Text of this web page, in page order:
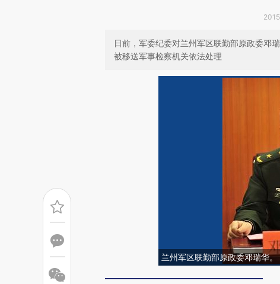
日前，军委纪委对兰州军区联勤部原政委邓
被移送军事检察机关依法处理
兰州军区联勤部原政委邓瑞华。